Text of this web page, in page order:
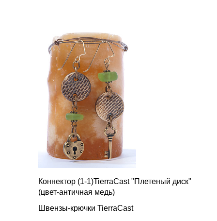
Коннектор (1-1)TierraCast "Плетеный диск"
(цвет-античная медь)
Швензы-крючки TierraCast